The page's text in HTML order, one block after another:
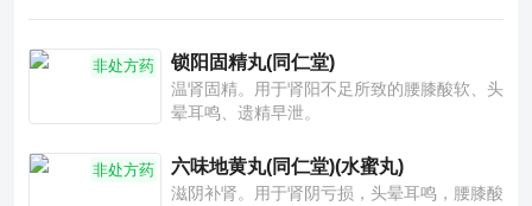
非处方药 锁阳固精丸(同仁堂)
温肾固精。用于肾阳不足所致的腰膝酸软、头
晕耳鸣、遗精早泄。
非处方药 六味地黄丸(同仁堂)(水蜜丸)
滋阴补肾。用于肾阴亏损，头晕耳鸣，腰膝酸